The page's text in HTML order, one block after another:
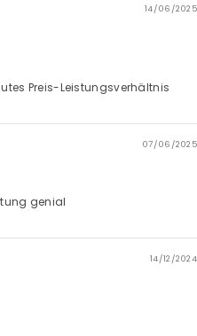
14/06/2025
Preis-Leistungsverhältnis
07/06/2025
genial
14/12/2024